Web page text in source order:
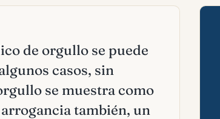
de orgullo se puede
casos, sin
se muestra como
también, un